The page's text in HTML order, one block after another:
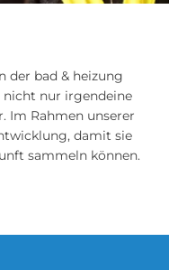
der bad & heizung
nicht nur irgendeine
Im Rahmen unserer
damit sie
sammeln können.